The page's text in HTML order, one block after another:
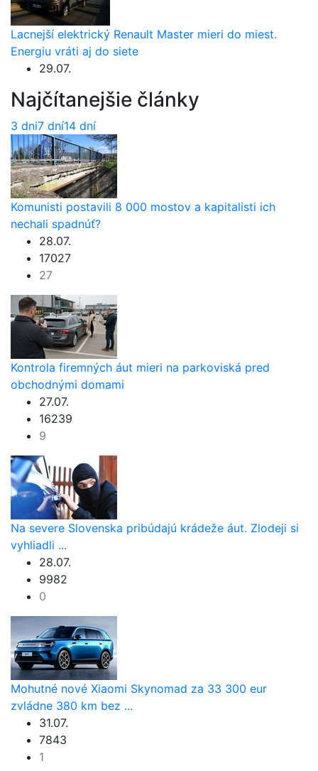
Lacnejší elektrický Renault Master mieri do miest.
Energiu vráti aj do siete
29.07.
Najčítanejšie články
3 dni7 dní14 dní
Komunisti postavili 8 000 mostov a kapitalisti ich
nechali spadnúť?
28.07.
17027
27
Kontrola firemných áut mieri na parkoviská pred
obchodnými domami
27.07.
16239
9
Na severe Slovenska pribúdajú krádeže áut. Zlodeji si
vyhliadli ...
28.07.
9982
0
Mohutné nové Xiaomi Skynomad za 33 300 eur
zvládne 380 km bez ...
31.07.
7843
1